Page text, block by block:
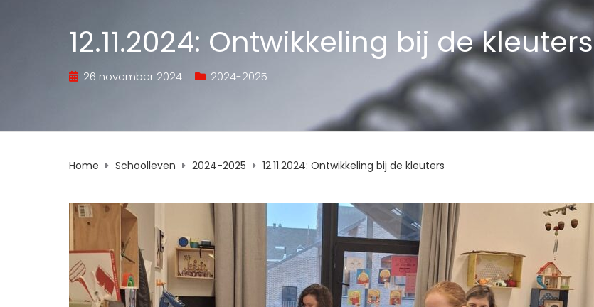
12.11.2024: Ontwikkeling bij de kleuters
26 november 2024 2024-2025
Home Schoolleven 2024-2025 12.11.2024: Ontwikkeling bij de kleuters